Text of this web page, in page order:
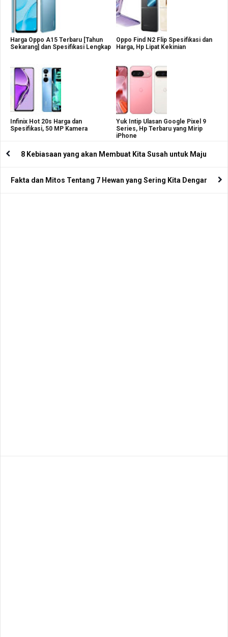
Harga Oppo A15 Terbaru [Tahun
Sekarang] dan Spesifikasi Lengkap
Oppo Find N2 Flip Spesifikasi dan
Harga, Hp Lipat Kekinian
Infinix Hot 20s Harga dan
Spesifikasi, 50 MP Kamera
Yuk Intip Ulasan Google Pixel 9
Series, Hp Terbaru yang Mirip
iPhone
8 Kebiasaan yang akan Membuat Kita Susah untuk Maju
Fakta dan Mitos Tentang 7 Hewan yang Sering Kita Dengar